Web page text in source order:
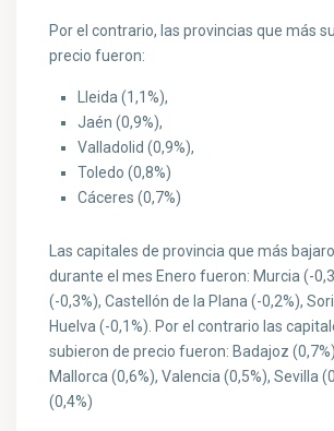
Por el contrario, las provincias que más
precio fueron:
Lleida (1,1%),
Jaén (0,9%),
Valladolid (0,9%),
Toledo (0,8%)
Cáceres (0,7%)
Las capitales de provincia que más
durante el mes Enero fueron: Murcia (-
(-0,3%), Castellón de la Plana (-0,2%),
Huelva (-0,1%). Por el contrario las
subieron de precio fueron: Badajoz
Mallorca (0,6%), Valencia (0,5%), Sevilla
(0,4%)